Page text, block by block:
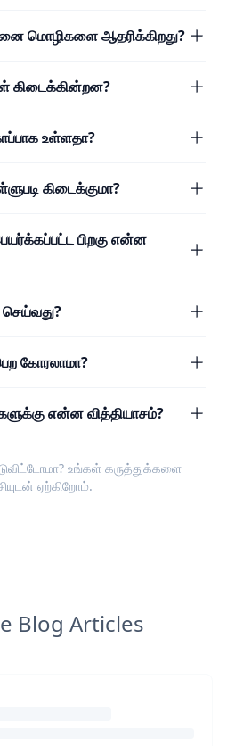
மொழிகளை ஆதரிக்கிறது?
கிடைக்கின்றன?
உள்ளதா?
கிடைக்குமா?
பிறகு என்ன
கோரலாமா?
என்ன வித்தியாசம்?
உங்கள் கருத்துக்களை
ஏற்கிறோம்.
Blog Articles